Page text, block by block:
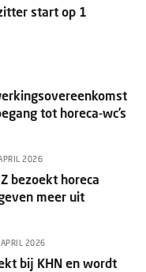
start op 1
tot horeca-wc’s
2026
bezoekt horeca
meer uit
2026
bij KHN en wordt